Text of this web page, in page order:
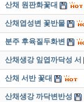
산채 원판화꽃대
산채엽성변 꽃반물
분주 후육질두화변
산채생강 잎엽까닥성 서
산채 서반 꽃대
산채생강 까닥변반성